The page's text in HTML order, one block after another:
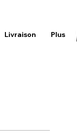
Livraison Plus